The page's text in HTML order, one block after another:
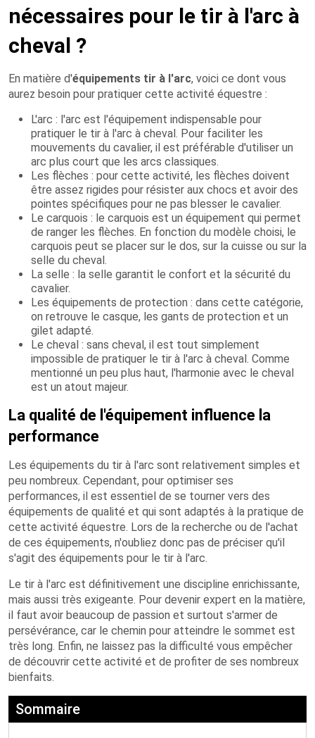
nécessaires pour le tir à l'arc à
cheval ?
En matière d'équipements tir à l'arc, voici ce dont vous
aurez besoin pour pratiquer cette activité équestre :
L'arc : l'arc est l'équipement indispensable pour
pratiquer le tir à l'arc à cheval. Pour faciliter les
mouvements du cavalier, il est préférable d'utiliser un
arc plus court que les arcs classiques.
Les flèches : pour cette activité, les flèches doivent
être assez rigides pour résister aux chocs et avoir des
pointes spécifiques pour ne pas blesser le cavalier.
Le carquois : le carquois est un équipement qui permet
de ranger les flèches. En fonction du modèle choisi, le
carquois peut se placer sur le dos, sur la cuisse ou sur la
selle du cheval.
La selle : la selle garantit le confort et la sécurité du
cavalier.
Les équipements de protection : dans cette catégorie,
on retrouve le casque, les gants de protection et un
gilet adapté.
Le cheval : sans cheval, il est tout simplement
impossible de pratiquer le tir à l'arc à cheval. Comme
mentionné un peu plus haut, l'harmonie avec le cheval
est un atout majeur.
La qualité de l'équipement influence la
performance
Les équipements du tir à l'arc sont relativement simples et
peu nombreux. Cependant, pour optimiser ses
performances, il est essentiel de se tourner vers des
équipements de qualité et qui sont adaptés à la pratique de
cette activité équestre. Lors de la recherche ou de l'achat
de ces équipements, n'oubliez donc pas de préciser qu'il
s'agit des équipements pour le tir à l'arc.
Le tir à l'arc est définitivement une discipline enrichissante,
mais aussi très exigeante. Pour devenir expert en la matière,
il faut avoir beaucoup de passion et surtout s'armer de
persévérance, car le chemin pour atteindre le sommet est
très long. Enfin, ne laissez pas la difficulté vous empêcher
de découvrir cette activité et de profiter de ses nombreux
bienfaits.
Sommaire